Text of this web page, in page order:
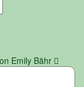
Emily Bähr